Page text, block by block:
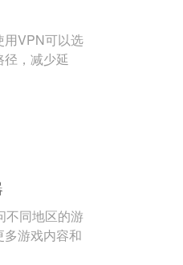
用VPN可以选
，减少延
不同地区的游
游戏内容和